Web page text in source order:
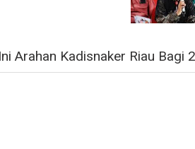
Arahan Kadisnaker Riau Bagi